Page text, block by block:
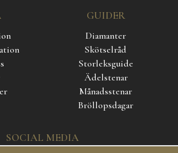
GUIDER
Diamanter
Skötselråd
Storleksguide
Ädelstenar
Månadsstenar
Bröllopsdagar
SOCIAL MEDIA